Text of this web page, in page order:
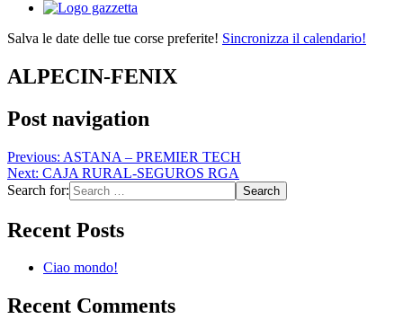
Salva le date delle tue corse preferite! Sincronizza il calendario!
ALPECIN-FENIX
Post navigation
Previous: ASTANA – PREMIER TECH
Next: CAJA RURAL-SEGUROS RGA
Search for:
Recent Posts
Ciao mondo!
Recent Comments